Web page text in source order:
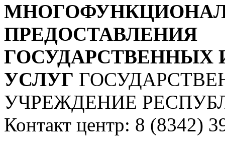
ПРЕДОСТАВЛЕНИЯ
УСЛУГ
УЧРЕЖДЕНИЕ
Контакт центр: 8 (8342)